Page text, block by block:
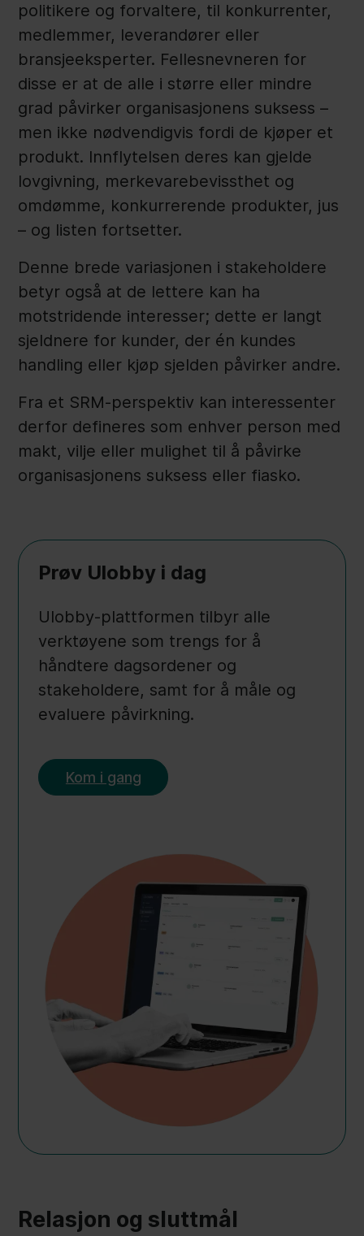
politikere og forvaltere, til konkurrenter,
medlemmer, leverandører eller
bransjeeksperter. Fellesnevneren for
disse er at de alle i større eller mindre
grad påvirker organisasjonens suksess –
men ikke nødvendigvis fordi de kjøper et
produkt. Innflytelsen deres kan gjelde
lovgivning, merkevarebevissthet og
omdømme, konkurrerende produkter, jus
– og listen fortsetter.
Denne brede variasjonen i stakeholdere
betyr også at de lettere kan ha
motstridende interesser; dette er langt
sjeldnere for kunder, der én kundes
handling eller kjøp sjelden påvirker andre.
Fra et SRM-perspektiv kan interessenter
derfor defineres som enhver person med
makt, vilje eller mulighet til å påvirke
organisasjonens suksess eller fiasko.
Prøv Ulobby i dag
Ulobby-plattformen tilbyr alle
verktøyene som trengs for å
håndtere dagsordener og
stakeholdere, samt for å måle og
evaluere påvirkning.
Kom i gang
Relasjon og sluttmål